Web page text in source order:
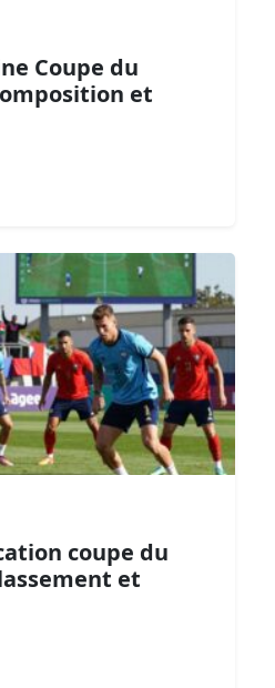
Coupe du
et
coupe du
et